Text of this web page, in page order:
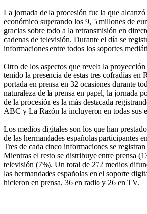
La jornada de la procesión fue la que
económico superando los 9, 5 millones de
gracias sobre todo a la retransmisión en
cadenas de televisión. Durante el día se
informaciones entre todos los soportes
Otro de los aspectos que revela la proyección
tenido la presencia de estas tres cofradías en
portada en prensa en 32 ocasiones durante
naturaleza de la prensa en papel, la jornada
de la procesión es la más destacada
ABC y La Razón la incluyeron en todas sus
Los medios digitales son los que han
de las hermandades españolas participantes
Tres de cada cinco informaciones se
Mientras el resto se distribuye entre prensa
televisión (7%). Un total de 272 medios
las hermandades españolas en el soporte
hicieron en prensa, 36 en radio y 26 en TV.